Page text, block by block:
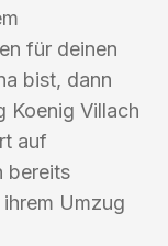
für deinen
bist, dann
Koenig Villach
auf
bereits
Umzug